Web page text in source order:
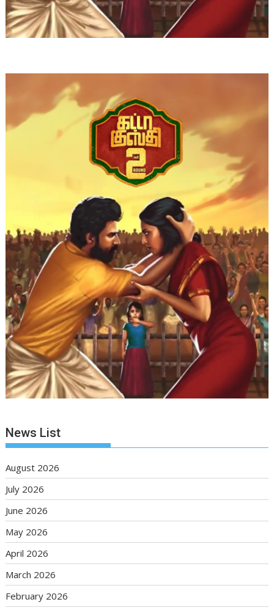
News List
August 2026
July 2026
June 2026
May 2026
April 2026
March 2026
February 2026